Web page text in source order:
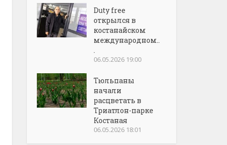
Duty free
открылся в
костанайском
международном..
.
06.05.2026 19:00
Тюльпаны
начали
расцветать в
Триатлон-парке
Костаная
06.05.2026 18:01